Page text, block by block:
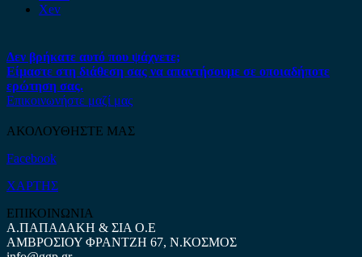
Xev
Δεν βρήκατε αυτό που ψάχνετε;
Είμαστε στη διάθεση σας να απαντήσουμε σε οποιαδήποτε
ερώτηση σας.
Επικοινωνήστε μαζί μας
ΑΚΟΛΟΥΘΗΣΤΕ ΜΑΣ
Facebook
ΧΑΡΤΗΣ
ΕΠΙΚΟΙΝΩΝΙΑ
Α.ΠΑΠΑΔΑΚΗ & ΣΙΑ Ο.Ε
ΑΜΒΡΟΣΙΟΥ ΦΡΑΝΤΖΗ 67, Ν.ΚΟΣΜΟΣ